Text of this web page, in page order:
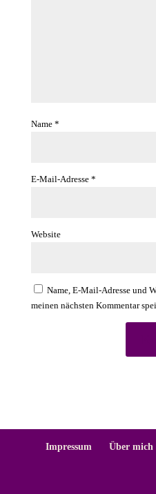
Name *
E-Mail-Adresse *
Website
Name, E-Mail-Adresse und
meinen nächsten Kommentar
Impressum Über mich